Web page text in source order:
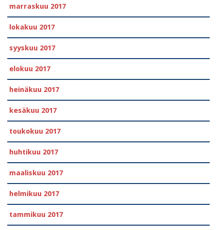
marraskuu 2017
lokakuu 2017
syyskuu 2017
elokuu 2017
heinäkuu 2017
kesäkuu 2017
toukokuu 2017
huhtikuu 2017
maaliskuu 2017
helmikuu 2017
tammikuu 2017